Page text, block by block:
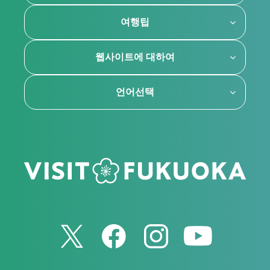
여행팁
웹사이트에 대하여
언어선택